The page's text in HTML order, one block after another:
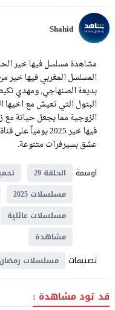
Shahid
المسلسل المغربي فيها خير
بديعة الصنهاجي, ومهدي
البتول التي تعيش مع اخيها
الزوجية مما يجعل حياتة
عشق بسيرفرات متنوعة.
اوسمة
الحلقة 29
مسلسلات 2025
مسلسلات عائلية
مشاهدة
تصنيفات مسلسلات رمضان
قد تود مشاهدة :